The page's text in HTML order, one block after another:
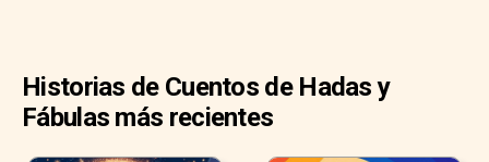
Historias de Cuentos de Hadas y
Fábulas más recientes